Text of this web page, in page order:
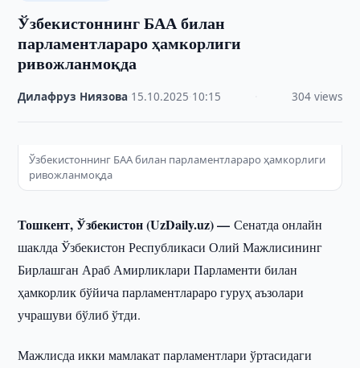
Ўзбекистоннинг БАА билан
парламентлараро ҳамкорлиги
ривожланмоқда
Дилафруз Ниязова 15.10.2025 10:15 304 views
Ўзбекистоннинг БАА билан парламентлараро ҳамкорлиги
ривожланмоқда
Тошкент, Ўзбекистон (UzDaily.uz) —Сенатда онлайн
шаклда Ўзбекистон Республикаси Олий Мажлисининг
Бирлашган Араб Амирликлари Парламенти билан
ҳамкорлик бўйича парламентлараро гуруҳ аъзолари
учрашуви бўлиб ўтди.
Мажлисда икки мамлакат парламентлари ўртасидаги